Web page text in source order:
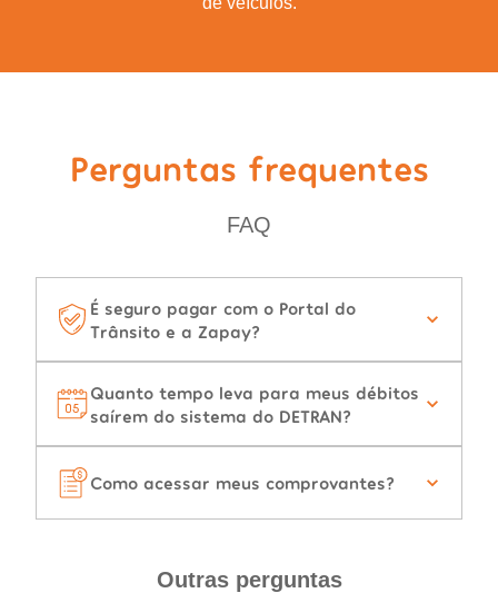
Perguntas frequentes
FAQ
É seguro pagar com o Portal do
Trânsito e a Zapay?
Quanto tempo leva para meus débitos
saírem do sistema do DETRAN?
Como acessar meus comprovantes?
Outras perguntas